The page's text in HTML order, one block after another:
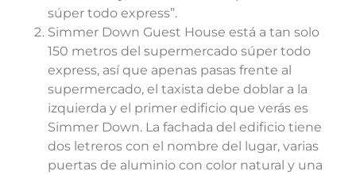
súper todo express”.
Simmer Down Guest House está a tan solo
150 metros del supermercado súper todo
express, así que apenas pasas frente al
supermercado, el taxista debe doblar a la
izquierda y el primer edificio que verás es
Simmer Down. La fachada del edificio tiene
dos letreros con el nombre del lugar, varias
puertas de aluminio con color natural y una